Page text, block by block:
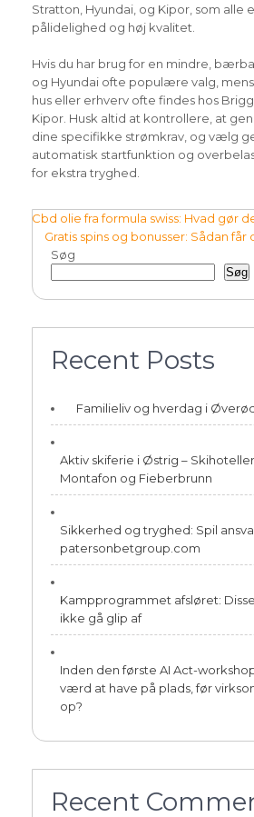
Stratton, Hyundai, og Kipor, som alle
pålidelighed og høj kvalitet.
Hvis du har brug for en mindre,
og Hyundai ofte populære valg,
hus eller erhverv ofte findes hos
Kipor. Husk altid at kontrollere, at
dine specifikke strømkrav, og vælg
automatisk startfunktion og
for ekstra tryghed.
Cbd olie fra formula swiss: Hvad gør
Gratis spins og bonusser: Sådan
Søg
Søg
Recent Posts
Familieliv og hverdag i
Aktiv skiferie i Østrig –
Montafon og Fieberbrunn
Sikkerhed og tryghed: Spil
patersonbetgroup.com
Kampprogrammet afsløret:
ikke gå glip af
Inden den første AI Act-
værd at have på plads, før
op?
Recent